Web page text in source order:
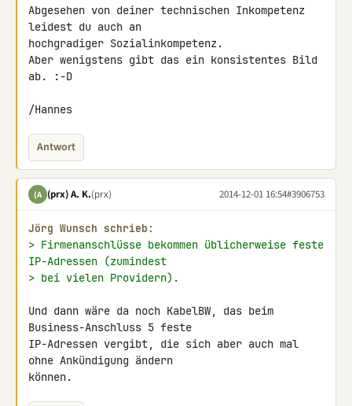
Abgesehen von deiner technischen Inkompetenz
leidest du auch an
hochgradiger Sozialinkompetenz.
Aber wenigstens gibt das ein konsistentes Bild
ab. :-D
/Hannes
Antwort
(A (prx) A. K.(prx) 2014-12-01 16:54#3906753
Jörg Wunsch schrieb:
> Firmenanschlüsse bekommen üblicherweise feste
IP-Adressen (zumindest
> bei vielen Providern).
Und dann wäre da noch KabelBW, das beim
Business-Anschluss 5 feste
IP-Adressen vergibt, die sich aber auch mal
ohne Ankündigung ändern
können.